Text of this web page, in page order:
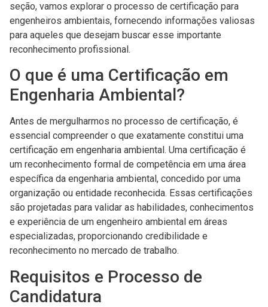
seção, vamos explorar o processo de certificação para
engenheiros ambientais, fornecendo informações valiosas
para aqueles que desejam buscar esse importante
reconhecimento profissional.
O que é uma Certificação em
Engenharia Ambiental?
Antes de mergulharmos no processo de certificação, é
essencial compreender o que exatamente constitui uma
certificação em engenharia ambiental. Uma certificação é
um reconhecimento formal de competência em uma área
específica da engenharia ambiental, concedido por uma
organização ou entidade reconhecida. Essas certificações
são projetadas para validar as habilidades, conhecimentos
e experiência de um engenheiro ambiental em áreas
especializadas, proporcionando credibilidade e
reconhecimento no mercado de trabalho.
Requisitos e Processo de
Candidatura